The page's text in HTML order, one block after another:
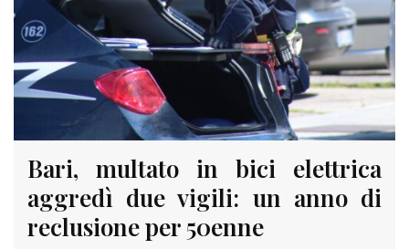
Bari, multato in bici elettrica
aggredì due vigili: un anno di
reclusione per 50enne